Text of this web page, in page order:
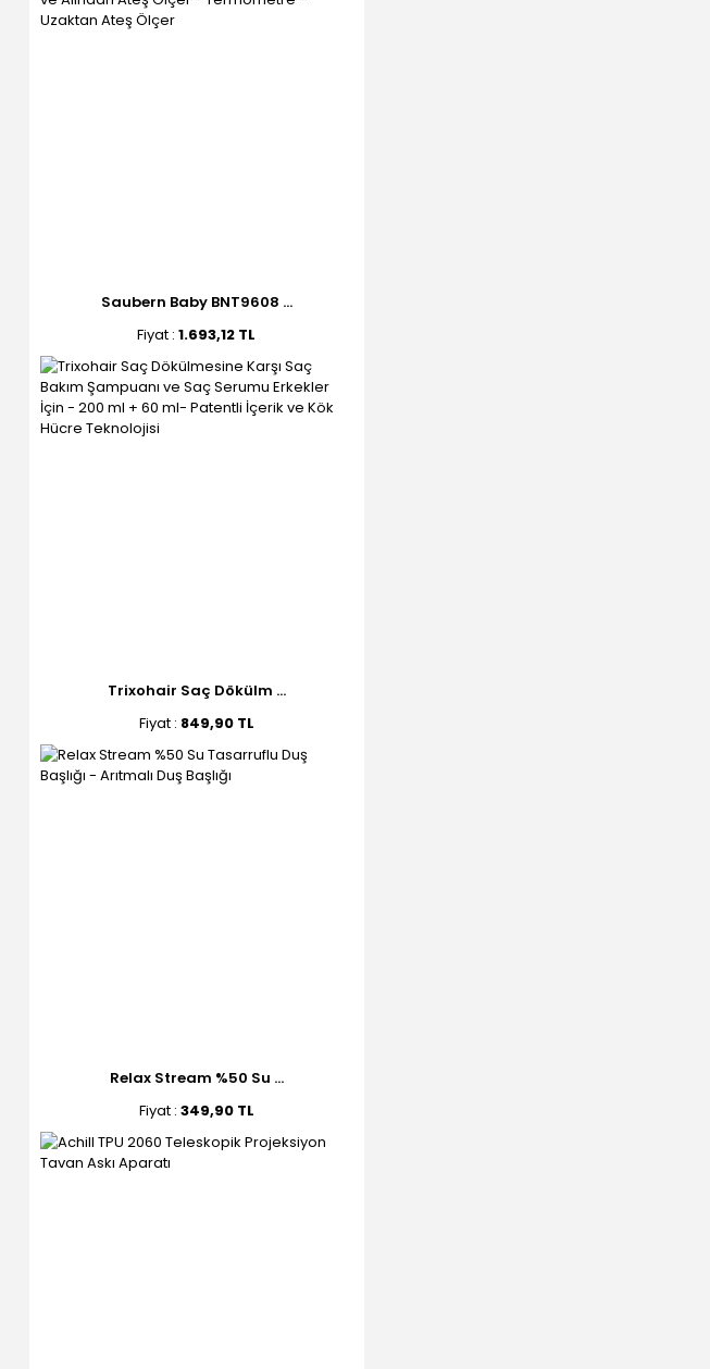
Saubern Baby BNT9608 ...
Fiyat :1.693,12 TL
Trixohair Saç Dökülm ...
Fiyat : 849,90 TL
Relax Stream %50 Su ...
Fiyat : 349,90 TL